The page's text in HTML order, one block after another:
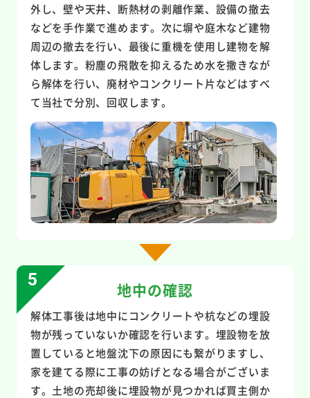
外し、壁や天井、断熱材の剥離作業、設備の撤去
などを手作業で進めます。次に塀や庭木など建物
周辺の撤去を行い、最後に重機を使用し建物を解
体します。粉塵の飛散を抑えるため水を撒きなが
ら解体を行い、廃材やコンクリート片などはすべ
て当社で分別、回収します。
地中の確認
解体工事後は地中にコンクリートや杭などの埋設
物が残っていないか確認を行います。埋設物を放
置していると地盤沈下の原因にも繋がりますし、
家を建てる際に工事の妨げとなる場合がございま
す。土地の売却後に埋設物が見つかれば買主側か